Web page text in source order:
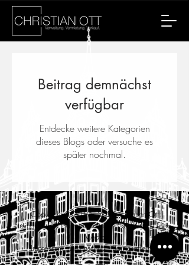
Beitrag demnächst
verfügbar
Entdecke weitere Kategorien
dieses Blogs oder versuche es
später nochmal.
Copyright ©2019 - 2026Christian Ott:
Immobilien & Hausverwaltung -Created by Loop
Media
Impressum-Datenschutz-Barrierefreiheit